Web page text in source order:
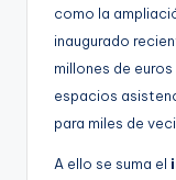
como la
inaugurado
millones de
espacios
para miles de
A ello se suma el